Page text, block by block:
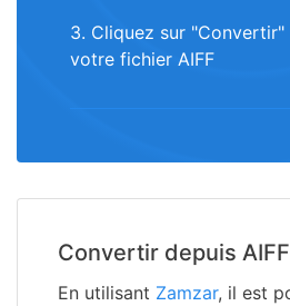
3. Cliquez sur
votre fichier AIFF
Convertir depuis AIFF
En utilisant Zamzar, il est